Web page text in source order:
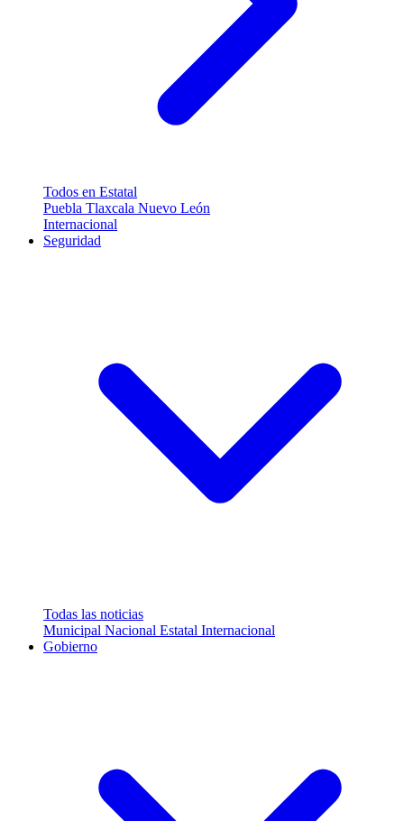
Todos en Estatal
Puebla Tlaxcala Nuevo León
Internacional
Seguridad
Todas las noticias
Municipal Nacional Estatal Internacional
Gobierno